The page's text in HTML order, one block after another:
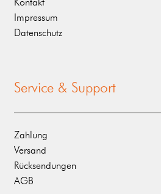
Impressum
Datenschutz
Service & Support
Zahlung
Versand
Rücksendungen
AGB